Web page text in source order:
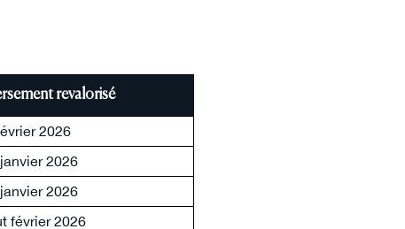
revalorisé
2026
2026
2026
février 2026